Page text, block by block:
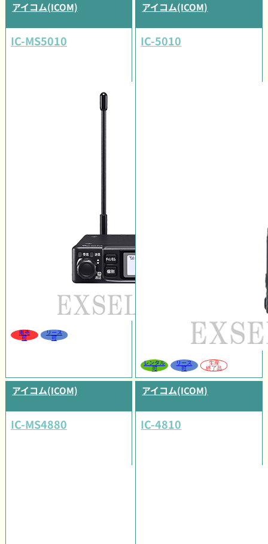
アイコム(ICOM)
IC-MS5010
販売
可
リース
可
アイコム(ICOM)
IC-5010
レンタル
可
リース
可
生産
終了品
アイコム(ICOM)
IC-MS4880
アイコム(ICOM)
IC-4810